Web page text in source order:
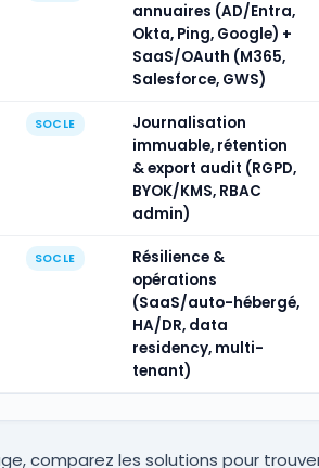
annuaires (AD/Entra,
Okta, Ping, Google) +
SaaS/OAuth (M365,
Salesforce, GWS)
SOCLE
Journalisation
immuable, rétention
& export audit (RGPD,
BYOK/KMS, RBAC
admin)
SOCLE
Résilience &
opérations
(SaaS/auto-hébergé,
HA/DR, data
residency, multi-
tenant)
comparez les solutions pour